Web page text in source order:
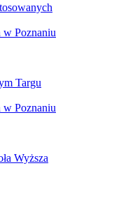
Poznaniu
Targu
Poznaniu
Wyższa